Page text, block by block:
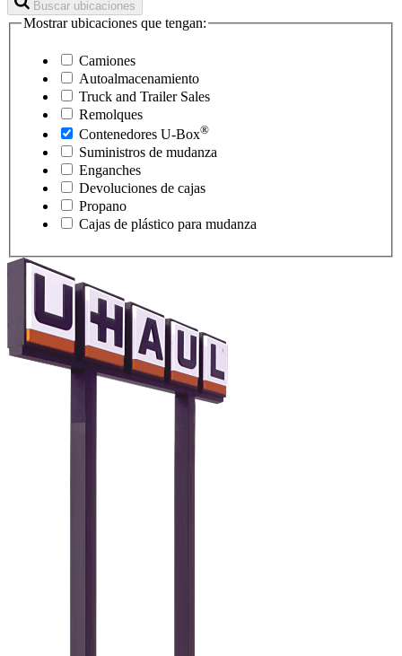
Buscar ubicaciones
Mostrar ubicaciones que tengan:
Camiones
Autoalmacenamiento
Truck and Trailer Sales
Remolques
Contenedores U-Box®
Suministros de mudanza
Enganches
Devoluciones de cajas
Propano
Cajas de plástico para mudanza